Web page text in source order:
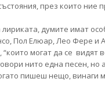
през които ние
думите имат
Пол Елюар, Лео Фере и
могат да се видят
нито една песен,
пишеш нещо, винаги